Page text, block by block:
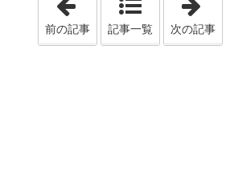
前の記事 記事一覧 次の記事